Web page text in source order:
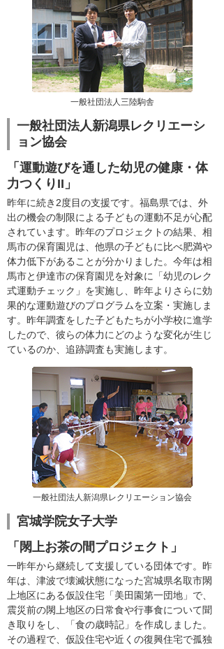
一般社団法人三陸駒舎
一般社団法人新潟県レクリエーシ
ョン協会
「運動遊びを通した幼児の健康・体
力つくりII」
昨年に続き2度目の支援です。福島県では、外
出の機会の制限による子どもの運動不足が心配
されています。昨年のプロジェクトの結果、相
馬市の保育園児は、他県の子どもに比べ肥満や
体力低下があることが分かりました。今年は相
馬市と伊達市の保育園児を対象に「幼児のレク
式運動チェック」を実施し、昨年よりさらに効
果的な運動遊びのプログラムを立案・実施しま
す。昨年調査をした子どもたちが小学校に進学
したので、彼らの体力にどのような変化が生じ
ているのか、追跡調査も実施します。
一般社団法人新潟県レクリエーション協会
宮城学院女子大学
「閖上お茶の間プロジェクト」
一昨年から継続して支援している団体です。昨
年は、津波で壊滅状態になった宮城県名取市閖
上地区にある仮設住宅「美田園第一団地」で、
震災前の閖上地区の日常食や行事食について聞
き取りをし、「食の歳時記」を作成しました。
その過程で、仮設住宅や近くの復興住宅で孤独